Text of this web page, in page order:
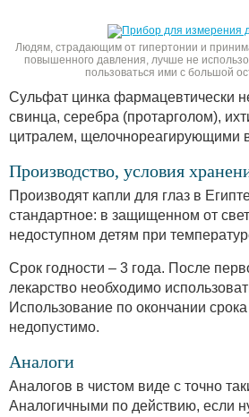
Людям, страдающим от гипертонии и
повышенного давления, лучше не
пользоваться ими с большой
Сульфат цинка фармацевтически
свинца, серебра (протарголом),
цитралем, щелочнореагирующими
Производство, условия
Производят капли для глаз в
стандартное: в защищенном от
недоступном детям при
Срок годности – 3 года. После
лекарство необходимо
Использование по окончании срока
недопустимо.
Аналоги
Аналогов в чистом виде с точно
Аналогичными по действию, если